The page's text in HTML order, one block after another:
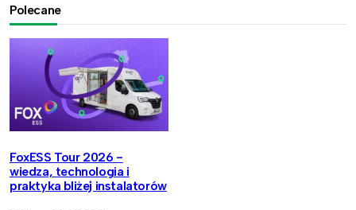
Polecane
FoxESS Tour 2026 -
wiedza, technologia i
praktyka bliżej instalatorów